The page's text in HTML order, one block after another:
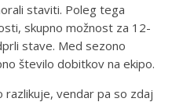
staviti. Poleg tega
skupno možnost za 12-
stave. Med sezono
število dobitkov na ekipo.
razlikuje, vendar pa so zdaj